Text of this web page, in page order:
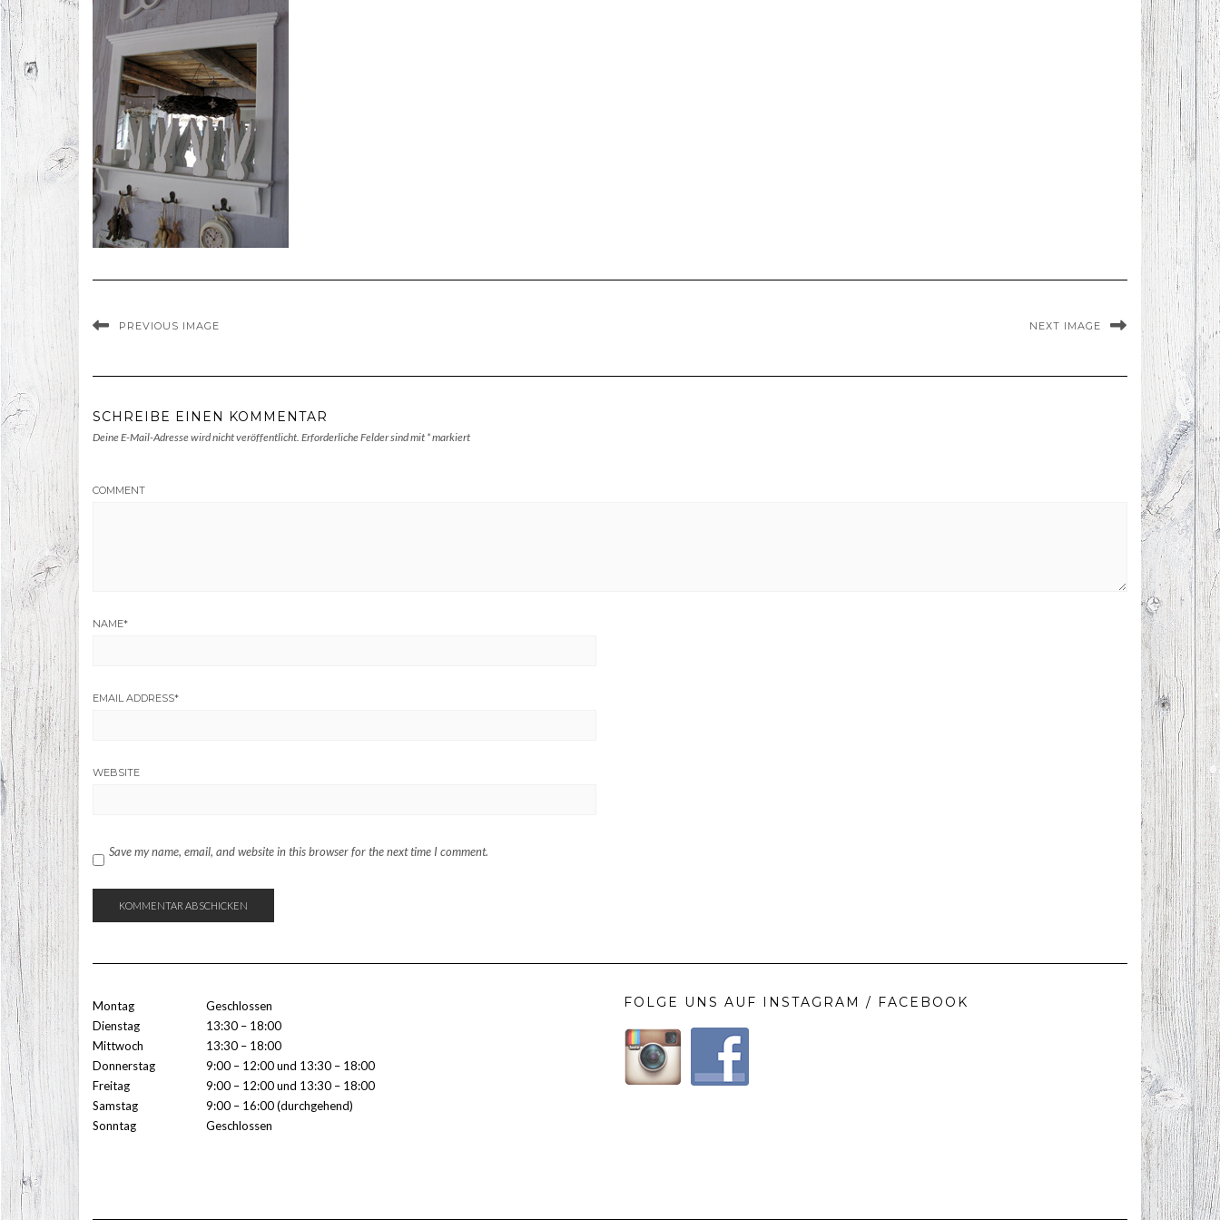
PREVIOUS IMAGE NEXT IMAGE
SCHREIBE EINEN KOMMENTAR
Deine E-Mail-Adresse wird nicht veröffentlicht. Erforderliche Felder sind mit *markiert
COMMENT
NAME*
EMAIL ADDRESS*
WEBSITE
Save my name, email, and website in this browser for the next time I comment.
Montag
Geschlossen
Dienstag
13:30 – 18:00
Mittwoch
13:30 – 18:00
Donnerstag
9:00 – 12:00 und 13:30 – 18:00
Freitag
9:00 – 12:00 und 13:30 – 18:00
Samstag
9:00 – 16:00 (durchgehend)
Sonntag
Geschlossen
FOLGE UNS AUF INSTAGRAM / FACEBOOK